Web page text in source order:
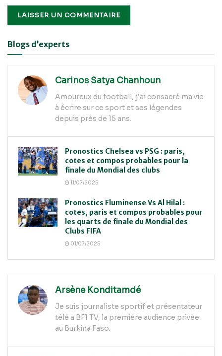
Alternative:
Blogs d’experts
Carinos Satya Chanhoun
Amoureux du football, j’ai consacré ma vie
à écrire sur ce sport et ses légendes
depuis près de 15 ans.
Pronostics Chelsea vs PSG : paris,
cotes et compos probables pour la
finale du Mondial des clubs
11/07/2025
Pronostics Fluminense Vs Al Hilal :
cotes, paris et compos probables pour
les quarts de finale du Mondial des
Clubs FIFA
01/07/2025
Arsène Konditamdé
Je suis journaliste sportif et présentateur
télé à BF1 TV, la première audience privée
au Burkina Faso.